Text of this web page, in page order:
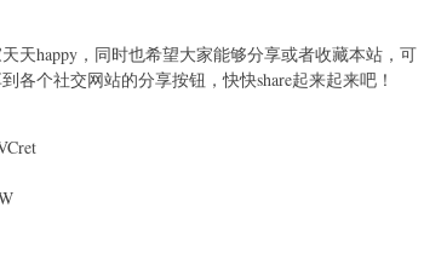
天happy，同时也希望大家能够分享或者收藏本站，可
各个社交网站的分享按钮，快快share起来起来吧！